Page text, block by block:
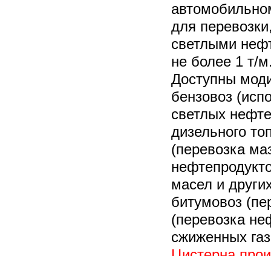
для
светлыми
не более 1 т/
Доступны
бензовоз
светлых
дизельного
(перевозка
масел и
битумовоз
(перевозка
сжиженных